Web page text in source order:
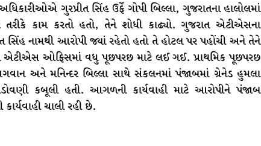
ગુરપ્રીત સિંહ ઉર્ફે ગોપી બિલ્લા, ગુજરાતના હાલોલમાં
કામ કરતો હતો, તેને શોધી કાઢ્યો. ગુજરાત એટીએસના
સિંહ નામથી આરોપી જ્યાં રહેતો હતો તે હોટલ પર પહોંચી અને તેને
એટીએસ ઓફિસમાં વધુ પૂછપરછ માટે લઈ ગઈ. પ્રાથમિક પૂછપરછ
અને મનિન્દર બિલ્લા સાથે સંકલનમાં પંજાબમાં ગ્રેનેડ હુમલા
સંડોવણી કબૂલી હતી. આગળની કાર્યવાહી માટે આરોપીને પંજાબ
ચાલી રહી છે.